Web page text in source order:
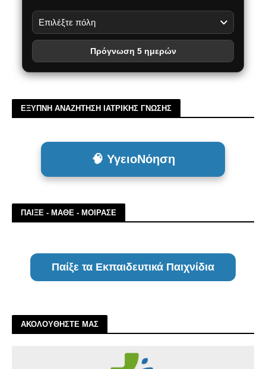
Πρόγνωση 5 ημερών
ΕΞΥΠΝΗ ΑΝΑΖΗΤΗΣΗ ΙΑΤΡΙΚΗΣ ΓΝΩΣΗΣ
🧠 ΥγειοΝόηση
ΠΑΙΞΕ - ΜΑΘΕ - ΜΟΙΡΑΣΕ
Παίξε τα Εκπαιδευτικά Παιχνίδια
ΑΚΟΛΟΥΘΗΣΤΕ ΜΑΣ